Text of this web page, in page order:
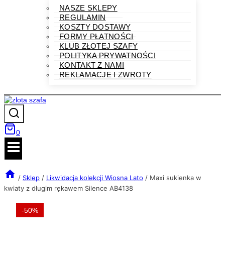
NASZE SKLEPY
REGULAMIN
KOSZTY DOSTAWY
FORMY PŁATNOŚCI
KLUB ZŁOTEJ SZAFY
POLITYKA PRYWATNOŚCI
KONTAKT Z NAMI
REKLAMACJE I ZWROTY
0
/ Sklep / Likwidacja kolekcji Wiosna Lato / Maxi sukienka w
kwiaty z długim rękawem Silence AB4138
-50%